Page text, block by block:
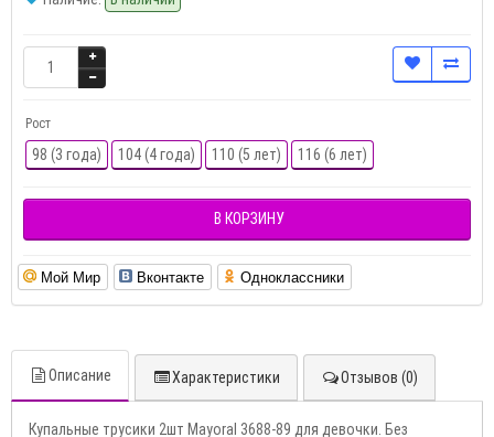
Рост
98 (3 года) 104 (4 года) 110 (5 лет) 116 (6 лет)
В КОРЗИНУ
Мой Мир Вконтакте Одноклассники
Описание Характеристики Отзывов (0)
Купальные трусики 2шт Mayoral 3688-89 для девочки. Без